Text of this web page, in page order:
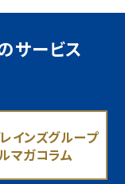
サービス
インズグループ
マガコラム